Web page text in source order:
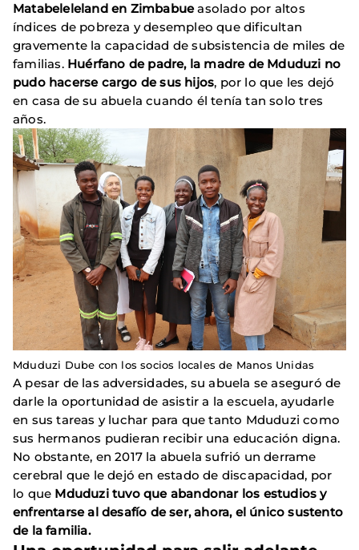
Matabeleleland en Zimbabueasolado por altos
índices de pobreza y desempleo que dificultan
gravemente la capacidad de subsistencia de miles de
familias.Huérfano de padre, la madre de Mduduzi no
pudo hacerse cargo de sus hijos, por lo que les dejó
en casa de su abuela cuando él tenía tan solo tres
años.
Mduduzi Dube con los socios locales de Manos Unidas
A pesar de las adversidades, su abuela se aseguró de
darle la oportunidad de asistir a la escuela, ayudarle
en sus tareas y luchar para que tanto Mduduzi como
sus hermanos pudieran recibir una educación digna.
No obstante, en 2017 la abuela sufrió un derrame
cerebral que le dejó en estado de discapacidad, por
lo que Mduduzi tuvo que abandonar los estudios y
enfrentarse al desafío de ser, ahora, el único sustento
de la familia.